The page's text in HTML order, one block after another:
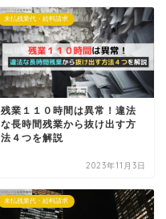
未払残業代・給料請求
残業１１０時間は異常！違法
な長時間残業から抜け出す方
法４つを解説
2023年11月3日
未払残業代・給料請求